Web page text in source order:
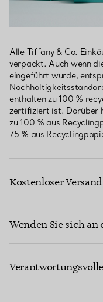
Alle Tiffany & Co.
verpackt. Auch wenn
eingeführt wurde,
enthalten zu 100 %
zertifiziert ist. Darüber
zu 100 % aus
75 % aus
Kostenloser
Wenden Sie sich